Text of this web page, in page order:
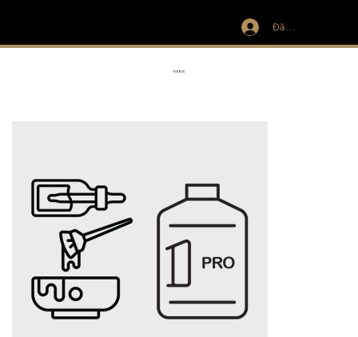
Đăng nhập
RIBBON